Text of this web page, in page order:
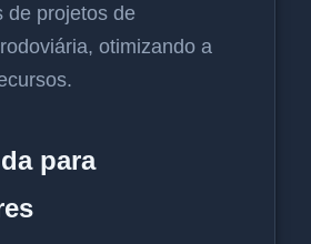
de projetos de
otimizando a
para